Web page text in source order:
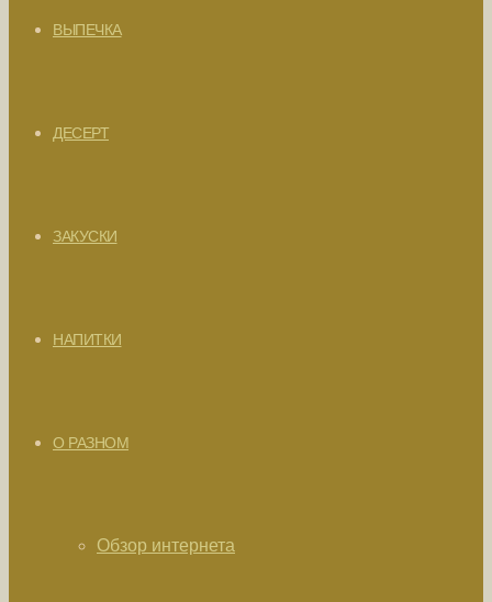
ВЫПЕЧКА
ДЕСЕРТ
ЗАКУСКИ
НАПИТКИ
О РАЗНОМ
Обзор интернета